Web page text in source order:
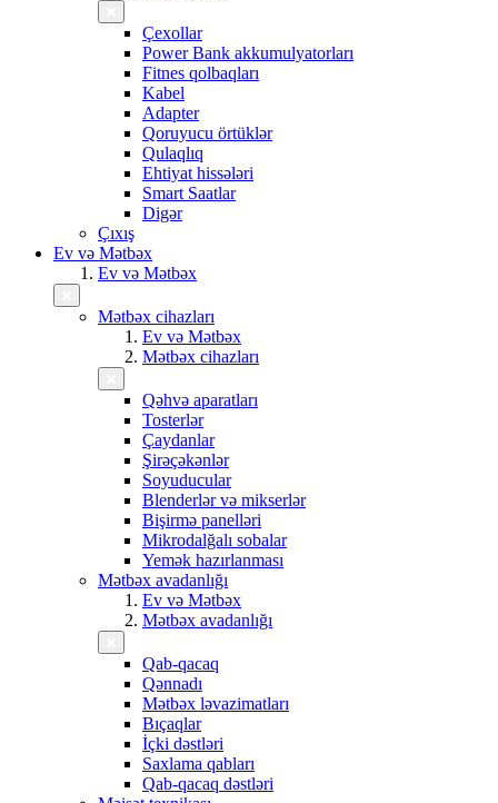
Çexollar
Power Bank akkumulyatorları
Fitnes qolbaqları
Kabel
Adapter
Qoruyucu örtüklər
Qulaqlıq
Ehtiyat hissələri
Smart Saatlar
Digər
Çıxış
Ev və Mətbəx
Ev və Mətbəx
Mətbəx cihazları
Ev və Mətbəx
Mətbəx cihazları
Qəhvə aparatları
Tosterlər
Çaydanlar
Şirəçəkənlər
Soyuducular
Blenderlər və mikserlər
Bişirmə panelləri
Mikrodalğalı sobalar
Yemək hazırlanması
Mətbəx avadanlığı
Ev və Mətbəx
Mətbəx avadanlığı
Qab-qacaq
Qənnadı
Mətbəx ləvazimatları
Bıçaqlar
İçki dəstləri
Saxlama qabları
Qab-qacaq dəstləri